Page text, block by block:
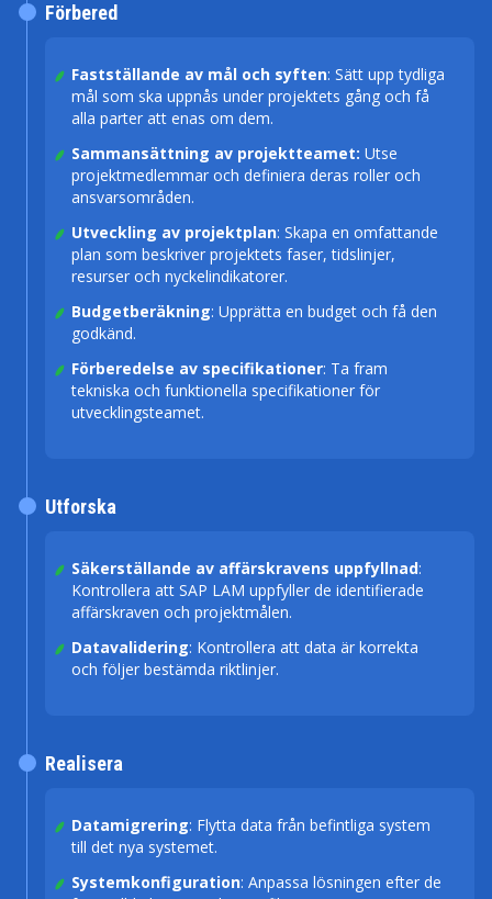
Fastställande av mål och syften: Sätt upp tydliga
mål som ska uppnås under projektets gång och få
alla parter att enas om dem.
Sammansättning av projektteamet: Utse
projektmedlemmar och definiera deras roller och
ansvarsområden.
Utveckling av projektplan: Skapa en omfattande
plan som beskriver projektets faser, tidslinjer,
resurser och nyckelindikatorer.
Budgetberäkning: Upprätta en budget och få den
godkänd.
Förberedelse av specifikationer: Ta fram
tekniska och funktionella specifikationer för
utvecklingsteamet.
Förbered
Säkerställande av affärskravens uppfyllnad:
Kontrollera att SAP LAM uppfyller de identifierade
affärskraven och projektmålen.
Datavalidering: Kontrollera att data är korrekta
och följer bestämda riktlinjer.
Utforska
Datamigrering: Flytta data från befintliga system
till det nya systemet.
Systemkonfiguration: Anpassa lösningen efter de
Realisera